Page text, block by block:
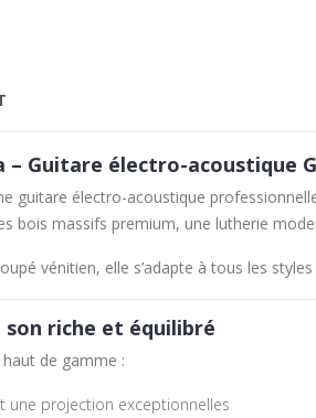
– Guitare électro-acoustique
guitare électro-acoustique
bois massifs premium, une lutherie
vénitien, elle s’adapte à tous les
riche et équilibré
de gamme :
projection exceptionnelles